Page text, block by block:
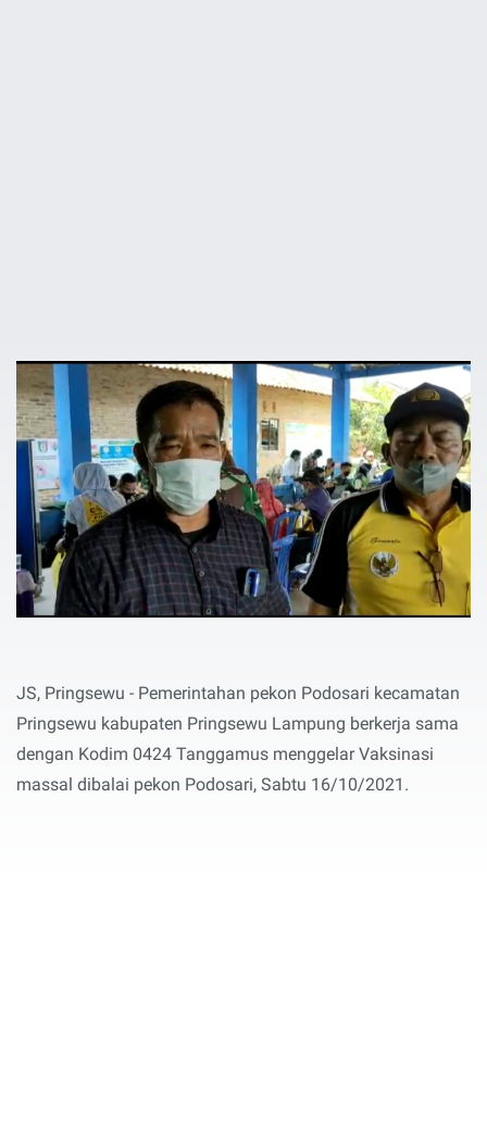
JS, Pringsewu - Pemerintahan pekon Podosari kecamatan
Pringsewu kabupaten Pringsewu Lampung berkerja sama
dengan Kodim 0424 Tanggamus menggelar Vaksinasi
massal dibalai pekon Podosari, Sabtu 16/10/2021.